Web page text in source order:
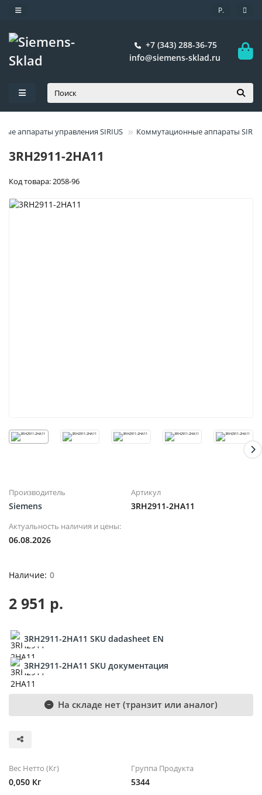
Р.
+7 (343) 288-36-75
info@siemens-sklad.ru
аппараты управления SIRIUS Коммутационные аппараты
3RH2911-2HA11
Код товара: 2058-96
Производитель
Siemens
Артикул
3RH2911-2HA11
Актуальность наличия и цены:
06.08.2026
0
2 951 р.
3RH2911-2HA11 SKU dadasheet EN
3RH2911-2HA11 SKU документация
На складе нет (транзит или аналог)
Вес Нетто (Кг)
0,050 Кг
Группа Продукта
5344